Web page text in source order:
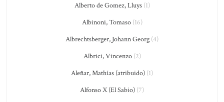
Alberto de Gomez, Lluys(1)
Albinoni, Tomaso(16)
Albrechtsberger, Johann Georg (4)
Albrici, Vincenzo(2)
Aleñar, Mathías (atribuido) (1)
Alfonso X (El Sabio) (7)